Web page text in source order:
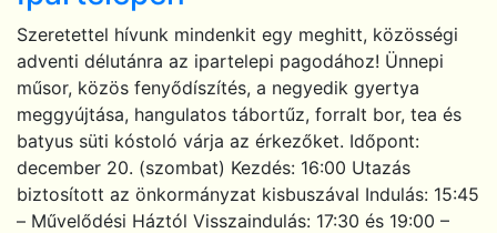
Szeretettel hívunk mindenkit egy meghitt, közösségi
adventi délutánra az ipartelepi pagodához! Ünnepi
műsor, közös fenyődíszítés, a negyedik gyertya
meggyújtása, hangulatos tábortűz, forralt bor, tea és
batyus süti kóstoló várja az érkezőket. Időpont:
december 20. (szombat) Kezdés: 16:00 Utazás
biztosított az önkormányzat kisbuszával Indulás: 15:45
– Művelődési Háztól Visszaindulás: 17:30 és 19:00 –